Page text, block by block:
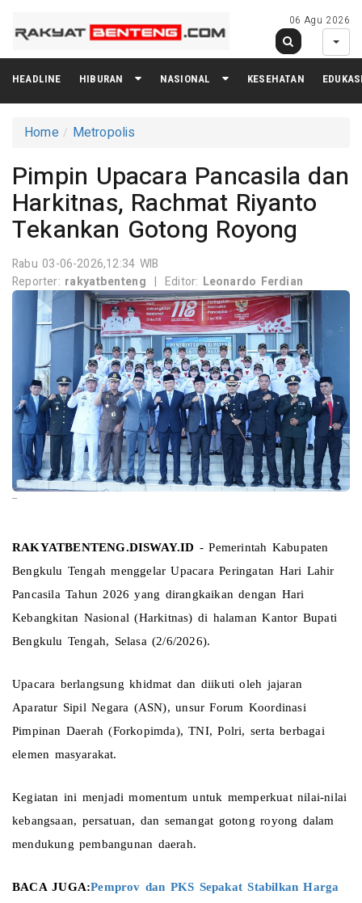
06 Agu 2026
HEADLINE HIBURAN NASIONAL KESEHATAN
Home Metropolis
Pimpin Upacara Pancasila dan
Harkitnas, Rachmat Riyanto
Tekankan Gotong Royong
Rabu 03-06-2026,12:34 WIB
Reporter: rakyatbenteng | Editor: Leonardo Ferdian
--
RAKYATBENTENG.DISWAY.ID - Pemerintah Kabupaten
Bengkulu Tengah menggelar Upacara Peringatan Hari Lahir
Pancasila Tahun 2026 yang dirangkaikan dengan Hari
Kebangkitan Nasional (Harkitnas) di halaman Kantor Bupati
Bengkulu Tengah, Selasa (2/6/2026).
Upacara berlangsung khidmat dan diikuti oleh jajaran
Aparatur Sipil Negara (ASN), unsur Forum Koordinasi
Pimpinan Daerah (Forkopimda), TNI, Polri, serta berbagai
elemen masyarakat.
Kegiatan ini menjadi momentum untuk memperkuat nilai-nilai
kebangsaan, persatuan, dan semangat gotong royong dalam
mendukung pembangunan daerah.
BACA JUGA:Pemprov dan PKS Sepakat Stabilkan Harga